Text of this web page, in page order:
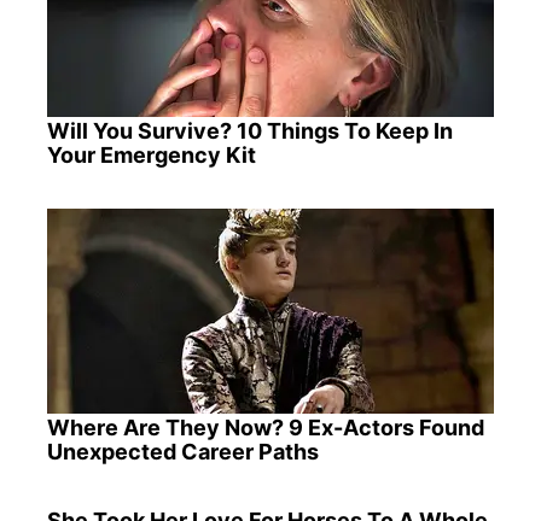
Will You Survive? 10 Things To Keep In
Your Emergency Kit
Where Are They Now? 9 Ex-Actors Found
Unexpected Career Paths